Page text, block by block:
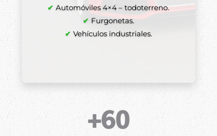
✔ Automóviles 4×4 – todoterreno.
✔ Furgonetas.
✔ Vehículos industriales.
+60